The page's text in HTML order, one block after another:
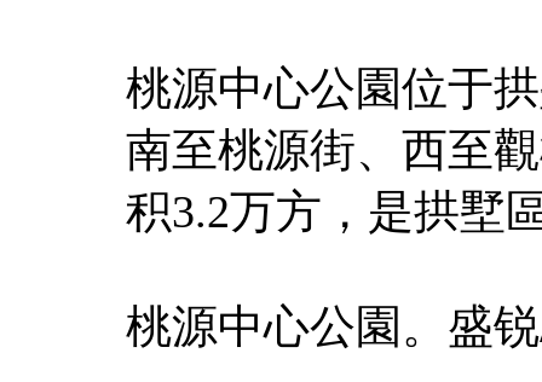
桃源中心公園位于
南至桃源街、西至
积3.2万方，是拱墅
桃源中心公園。盛